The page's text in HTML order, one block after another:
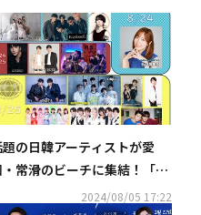
の日韓アーティストが愛
常滑のビーチに集結！「W
ORLD MUSIC FESTIVAL」開催
2024/08/05 17:22